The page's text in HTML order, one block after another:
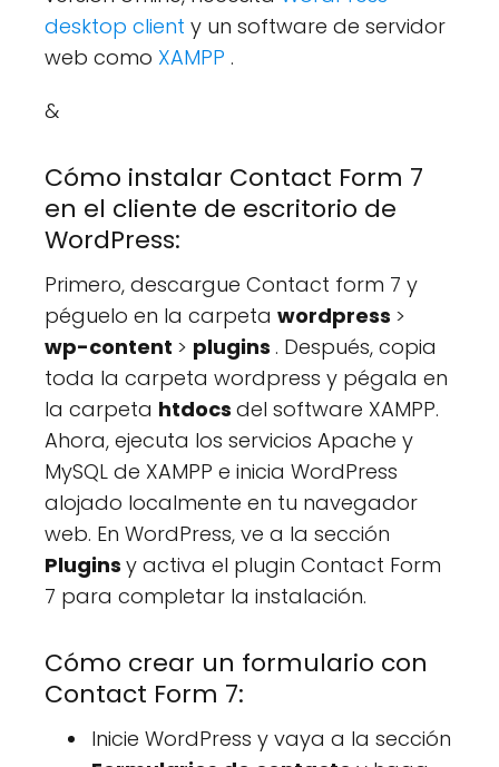
desktop client y un software de servidor
web como XAMPP .
&
Cómo instalar Contact Form 7
en el cliente de escritorio de
WordPress:
Primero, descargue Contact form 7 y
péguelo en la carpeta wordpress >
wp-content > plugins . Después, copia
toda la carpeta wordpress y pégala en
la carpeta htdocs del software XAMPP.
Ahora, ejecuta los servicios Apache y
MySQL de XAMPP e inicia WordPress
alojado localmente en tu navegador
web. En WordPress, ve a la sección
Plugins y activa el plugin Contact Form
7 para completar la instalación.
Cómo crear un formulario con
Contact Form 7:
Inicie WordPress y vaya a la sección